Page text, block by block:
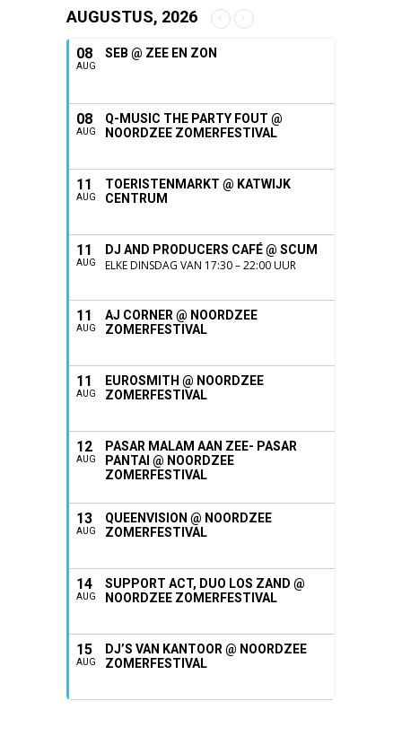
AUGUSTUS, 2026
08
AUG
SEB @ ZEE EN ZON
08
AUG
Q-MUSIC THE PARTY FOUT @
NOORDZEE ZOMERFESTIVAL
11
AUG
TOERISTENMARKT @ KATWIJK
CENTRUM
11
AUG
DJ AND PRODUCERS CAFÉ @ SCUM
ELKE DINSDAG VAN 17:30 – 22:00 UUR
11
AUG
AJ CORNER @ NOORDZEE
ZOMERFESTIVAL
11
AUG
EUROSMITH @ NOORDZEE
ZOMERFESTIVAL
12
AUG
PASAR MALAM AAN ZEE- PASAR
PANTAI @ NOORDZEE
ZOMERFESTIVAL
13
AUG
QUEENVISION @ NOORDZEE
ZOMERFESTIVAL
14
AUG
SUPPORT ACT, DUO LOS ZAND @
NOORDZEE ZOMERFESTIVAL
15
AUG
DJ’S VAN KANTOOR @ NOORDZEE
ZOMERFESTIVAL